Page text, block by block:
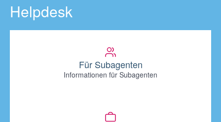
Helpdesk
Für Subagenten
Informationen für Subagenten